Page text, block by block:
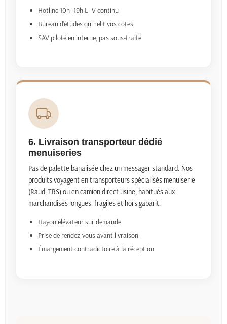
Hotline 10h–19h L–V continu
Bureau d'études qui relit vos cotes
SAV piloté en interne, pas sous-traité
6. Livraison transporteur dédié
menuiseries
Pas de palette banalisée chez un messager standard. Nos
produits voyagent en transporteurs spécialisés menuiserie
(Raud, TRS) ou en camion direct usine, habitués aux
marchandises longues, fragiles et hors gabarit.
Hayon élévateur sur demande
Prise de rendez-vous avant livraison
Émargement contradictoire à la réception